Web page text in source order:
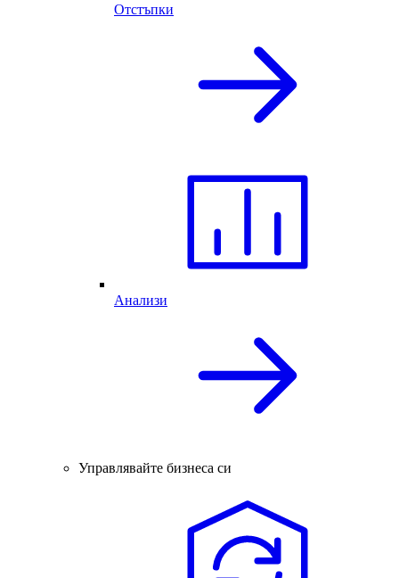
Отстъпки
Анализи
Управлявайте бизнеса си